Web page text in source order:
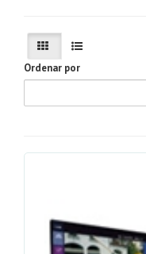
Ordenar por